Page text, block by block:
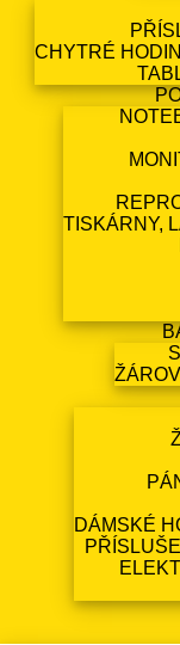
CHYTRÉ
TISKÁRNY,
DÁMSKÉ